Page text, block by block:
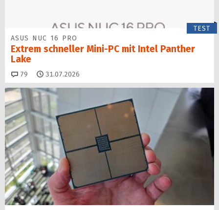
TEST
ASUS NUC 16 PRO
Extrem schneller Mini-PC mit Intel Panther
Lake
79 Kommentare
31.07.2026